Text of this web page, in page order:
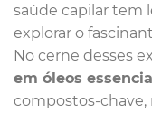
saúde capilar tem
explorar o
No cerne desses
em óleos
compostos-chave,